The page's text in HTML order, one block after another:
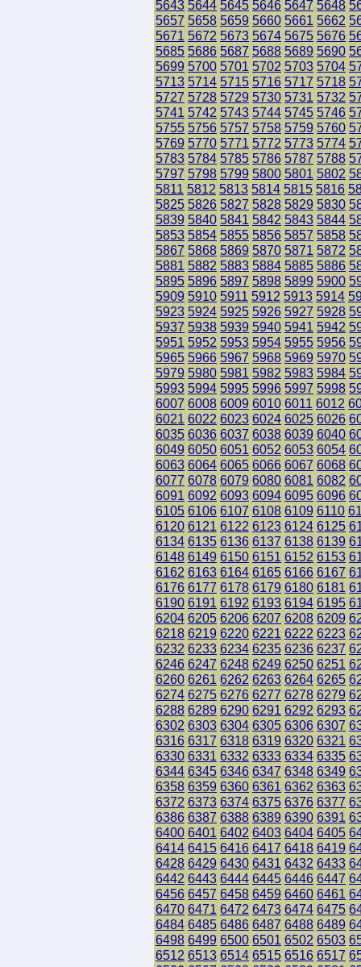
5643 5644 5645 5646 5647 5648
5657 5658 5659 5660 5661 5662
5671 5672 5673 5674 5675 5676
5685 5686 5687 5688 5689 5690
5699 5700 5701 5702 5703 5704
5713 5714 5715 5716 5717 5718
5727 5728 5729 5730 5731 5732
5741 5742 5743 5744 5745 5746
5755 5756 5757 5758 5759 5760
5769 5770 5771 5772 5773 5774
5783 5784 5785 5786 5787 5788
5797 5798 5799 5800 5801 5802
5811 5812 5813 5814 5815 5816
5825 5826 5827 5828 5829 5830
5839 5840 5841 5842 5843 5844
5853 5854 5855 5856 5857 5858
5867 5868 5869 5870 5871 5872
5881 5882 5883 5884 5885 5886
5895 5896 5897 5898 5899 5900
5909 5910 5911 5912 5913 5914
5923 5924 5925 5926 5927 5928
5937 5938 5939 5940 5941 5942
5951 5952 5953 5954 5955 5956
5965 5966 5967 5968 5969 5970
5979 5980 5981 5982 5983 5984
5993 5994 5995 5996 5997 5998
6007 6008 6009 6010 6011 6012
6021 6022 6023 6024 6025 6026
6035 6036 6037 6038 6039 6040
6049 6050 6051 6052 6053 6054
6063 6064 6065 6066 6067 6068
6077 6078 6079 6080 6081 6082
6091 6092 6093 6094 6095 6096
6105 6106 6107 6108 6109 6110
6120 6121 6122 6123 6124 6125
6134 6135 6136 6137 6138 6139
6148 6149 6150 6151 6152 6153
6162 6163 6164 6165 6166 6167
6176 6177 6178 6179 6180 6181
6190 6191 6192 6193 6194 6195
6204 6205 6206 6207 6208 6209
6218 6219 6220 6221 6222 6223
6232 6233 6234 6235 6236 6237
6246 6247 6248 6249 6250 6251
6260 6261 6262 6263 6264 6265
6274 6275 6276 6277 6278 6279
6288 6289 6290 6291 6292 6293
6302 6303 6304 6305 6306 6307
6316 6317 6318 6319 6320 6321
6330 6331 6332 6333 6334 6335
6344 6345 6346 6347 6348 6349
6358 6359 6360 6361 6362 6363
6372 6373 6374 6375 6376 6377
6386 6387 6388 6389 6390 6391
6400 6401 6402 6403 6404 6405
6414 6415 6416 6417 6418 6419
6428 6429 6430 6431 6432 6433
6442 6443 6444 6445 6446 6447
6456 6457 6458 6459 6460 6461
6470 6471 6472 6473 6474 6475
6484 6485 6486 6487 6488 6489
6498 6499 6500 6501 6502 6503
6512 6513 6514 6515 6516 6517